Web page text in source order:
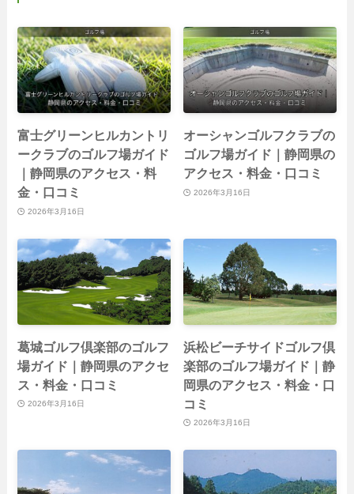
富士グリーンヒルカントリ
ークラブのゴルフ場ガイド
｜静岡県のアクセス・料
金・口コミ
2026年3月16日
オーシャンゴルフクラブの
ゴルフ場ガイド｜静岡県の
アクセス・料金・口コミ
2026年3月16日
葛城ゴルフ倶楽部のゴルフ
場ガイド｜静岡県のアクセ
ス・料金・口コミ
2026年3月16日
浜松ビーチサイドゴルフ倶
楽部のゴルフ場ガイド｜静
岡県のアクセス・料金・口
コミ
2026年3月16日